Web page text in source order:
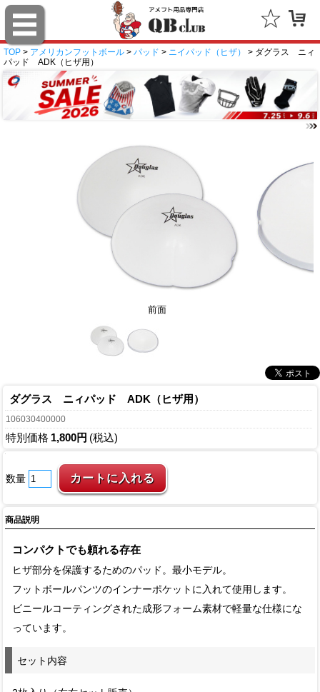
TOP > アメリカンフットボール > パッド > ニイパッド（ヒザ）
> ダグラス ニィ
パッド ADK（ヒザ用）
前面
ダグラス ニィパッド ADK（ヒザ用）
106030400000
特別価格 1,800円 (税込)
数量
商品説明
コンパクトでも頼れる存在
ヒザ部分を保護するためのパッド。最小モデル。
フットボールパンツのインナーポケットに入れて使用します。
ビニールコーティングされた成形フォーム素材で軽量な仕様にな
っています。
セット内容